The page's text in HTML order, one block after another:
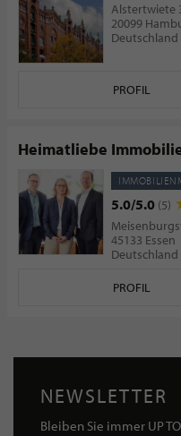
Alstertwiete
20099
Deutschland
PROFIL
Heimatliebe
5.0/5.0 (5)
45133 Essen
Deutschland
PROFIL
NEWSLETTER
Bleiben Sie immer UP